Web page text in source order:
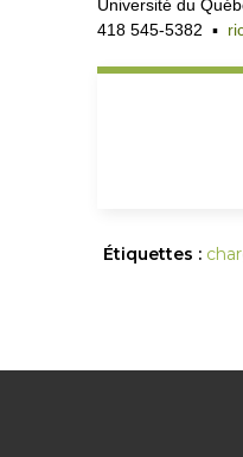
Université du
418 545-5382 ▪
Étiquettes :